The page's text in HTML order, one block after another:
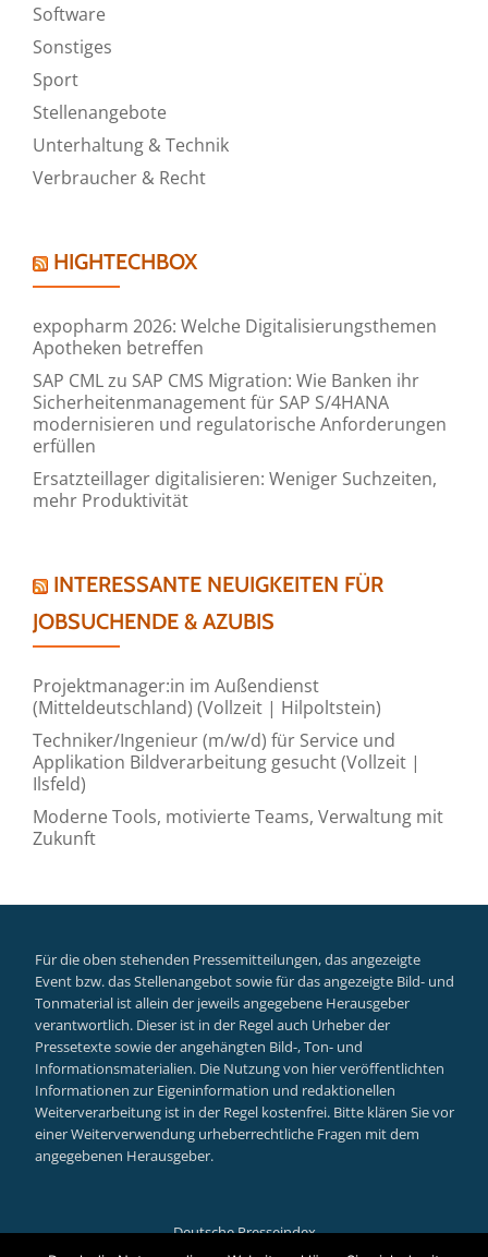
Software
Sonstiges
Sport
Stellenangebote
Unterhaltung & Technik
Verbraucher & Recht
HIGHTECHBOX
expopharm 2026: Welche Digitalisierungsthemen
Apotheken betreffen
SAP CML zu SAP CMS Migration: Wie Banken ihr
Sicherheitenmanagement für SAP S/4HANA
modernisieren und regulatorische Anforderungen
erfüllen
Ersatzteillager digitalisieren: Weniger Suchzeiten,
mehr Produktivität
INTERESSANTE NEUIGKEITEN FÜR
JOBSUCHENDE & AZUBIS
Projektmanager:in im Außendienst
(Mitteldeutschland) (Vollzeit | Hilpoltstein)
Techniker/Ingenieur (m/w/d) für Service und
Applikation Bildverarbeitung gesucht (Vollzeit |
Ilsfeld)
Moderne Tools, motivierte Teams, Verwaltung mit
Zukunft
Für die oben stehenden Pressemitteilungen, das angezeigte
Event bzw. das Stellenangebot sowie für das angezeigte Bild- und
Tonmaterial ist allein der jeweils angegebene Herausgeber
verantwortlich. Dieser ist in der Regel auch Urheber der
Pressetexte sowie der angehängten Bild-, Ton- und
Informationsmaterialien. Die Nutzung von hier veröffentlichten
Informationen zur Eigeninformation und redaktionellen
Weiterverarbeitung ist in der Regel kostenfrei. Bitte klären Sie vor
einer Weiterverwendung urheberrechtliche Fragen mit dem
angegebenen Herausgeber.
Deutsche Presseindex